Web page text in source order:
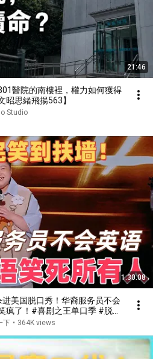
21:46
醫院的南樓裡，權力如何獲得
昭思緒飛揚563】
Studio
1:30:08
进美国脱口秀！华裔服务员不会
疯了！#喜剧之王单口季 #脱口
#综艺
下 • 364K views